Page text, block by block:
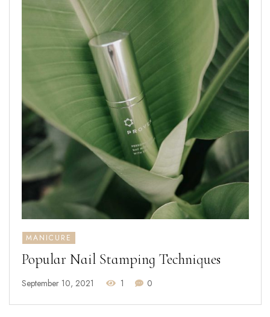
MANICURE
Popular Nail Stamping Techniques
September 10, 2021 1 0